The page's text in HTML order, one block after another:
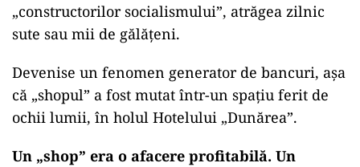
„constructorilor socialismului”, atrăgea zilnic
sute sau mii de gălățeni.
Devenise un fenomen generator de bancuri, aşa
că „shopul” a fost mutat într-un spaţiu ferit de
ochii lumii, în holul Hotelului „Dunărea”.
Un „shop” era o afacere profitabilă. Un